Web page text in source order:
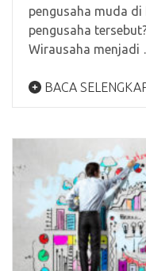
pengusaha muda di
pengusaha
Wirausaha menjadi
BACA